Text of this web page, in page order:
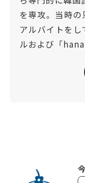
を専攻。当時
アルバイトを
ルおよび「